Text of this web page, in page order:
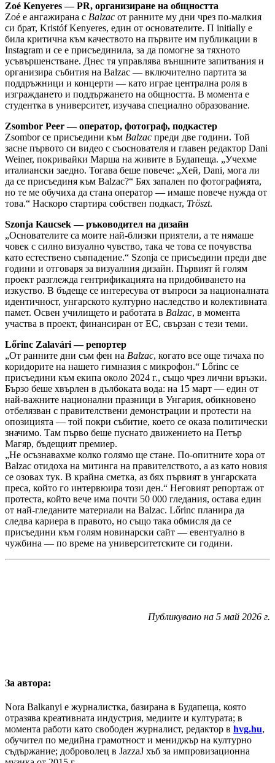
Zoé Kenyeres — PR, организиране на общността
Zoé е ангажирана с Balzac от ранните му дни чрез по-малкия
си брат, Kristóf Kenyeres, един от основателите. П initially е
била критична към качеството на първите им публикации в
Instagram и се е присъединила, за да помогне за тяхното
усъвършенстване. Днес тя управлява външните запитвания и
организира събития на Balzac — включително партита за
поддръжници и концерти — като играе централна роля в
изграждането и поддържането на общността. В момента е
студентка в университет, изучава специално образование.
Zsombor Peer — оператор, фотограф, подкастер
Zsombor се присъедини към Balzac преди две години. Той
засне първото си видео с съоснователя и главен редактор Dani
Weiner, покривайки Марша на живите в Будапеща. „Учехме
италиански заедно. Тогава беше повече: „Хей, Dani, мога ли
да се присъединя към Balzac?“ Бях запален по фотографията,
но те ме обучиха да стана оператор — имаше повече нужда от
това.“ Наскоро стартира собствен подкаст, Tröszt.
Szonja Kaucsek — ръководител на дизайн
„Основателите са моите най-близки приятели, а те нямаше
човек с силно визуално чувство, така че това се почувства
като естествено съвпадение.“ Szonja се присъедини преди две
години и отговаря за визуалния дизайн. Първият й голям
проект разглежда гентрификацията на придобиването на
изкуство. В бъдеще се интересува от въпроси за националната
идентичност, унгарското културно наследство и колективната
памет. Освен училището и работата в Balzac, в момента
участва в проект, финансиран от ЕС, свързан с тези теми.
Lőrinc Zalavári — репортер
„От ранните дни съм фен на Balzac, когато все още тичаха по
коридорите на нашето гимназия с микрофон.“ Lőrinc се
присъедини към екипа около 2024 г., също чрез лични връзки.
Бързо беше хвърлен в дълбоката вода: на 15 март — един от
най-важните национални празници в Унгария, обикновено
отбелязван с правителствени демонстрации и протести на
опозицията — той покри събитие, което се оказа политически
значимо. Там първо беше пуснато движението на Петър
Магяр, бъдещият премиер.
„Не осъзнавахме колко голямо ще стане. По-опитните хора от
Balzac отидоха на митинга на правителството, а аз като новия
се озовах тук. В крайна сметка, аз бях първият в унгарската
преса, който го интервюира този ден.“ Неговият репортаж от
протеста, който вече има почти 50 000 гледания, остава един
от най-гледаните материали на Balzac. Lőrinc планира да
следва кариера в правото, но също така обмисля да се
присъедини към голям новинарски сайт — евентуално в
чужбина — по време на университетските си години.
Публикувано на 5 май 2026 г.
За автора:
Nora Balkanyi е журналистка, базирана в Будапеща, която
отразява креативната индустрия, медиите и културата; в
момента работи като свободен журналист, редактор в hvg.hu,
обучител по медийна грамотност и мениджър на културно
съдържание; доброволец в JazzaJ хъб за импровизационна